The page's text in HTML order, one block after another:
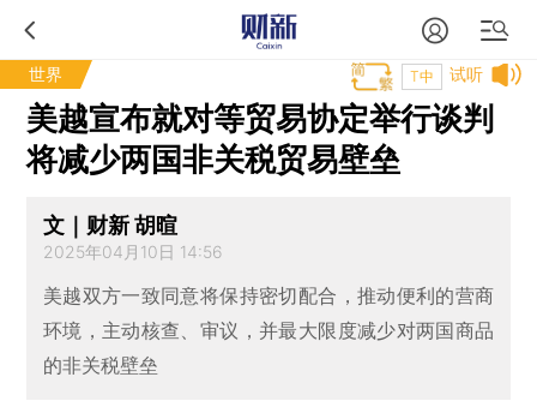
世界 试听
T中
美越宣布就对等贸易协定举行谈判
将减少两国非关税贸易壁垒
文｜财新 胡暄
2025年04月10日 14:56
美越双方一致同意将保持密切配合，推动便利的营商
环境，主动核查、审议，并最大限度减少对两国商品
的非关税壁垒